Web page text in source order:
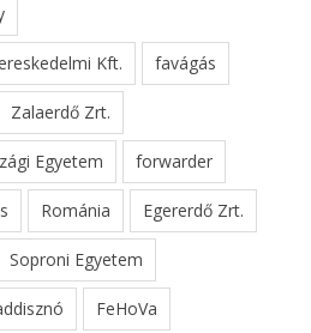
Kft. favágás
Zalaerdő Zrt.
Egyetem forwarder
Románia Egererdő Zrt.
Soproni Egyetem
FeHoVa